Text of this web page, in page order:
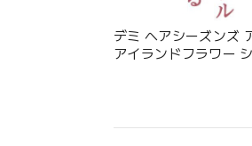
デミ ヘアシーズンズ
アイランドフラワー